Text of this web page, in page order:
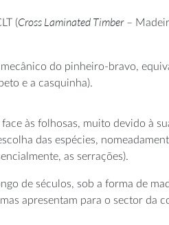
(Cross Laminated Timber–
do pinheiro-bravo,
e a casquinha).
às folhosas, muito devido à
das espécies,
as serrações).
de séculos, sob a forma de
apresentam para o sector da